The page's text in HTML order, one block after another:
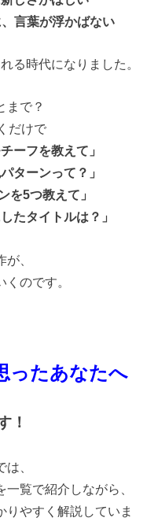
言葉が浮かばない
る時代になりました。
まで？
だけで
ーフを教えて」
ターンって？」
を5つ教えて」
たタイトルは？」
、
のです。
ったあなたへ
！
、
一覧で紹介しながら、
りやすく解説していま